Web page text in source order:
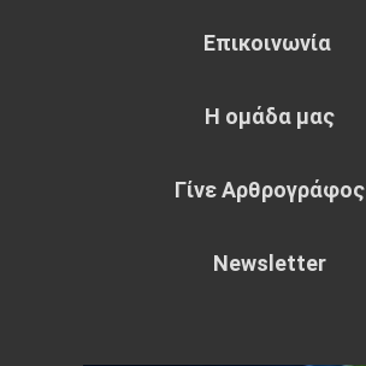
Επικοινωνία
Η ομάδα μας
Γίνε Αρθρογράφος
Newsletter